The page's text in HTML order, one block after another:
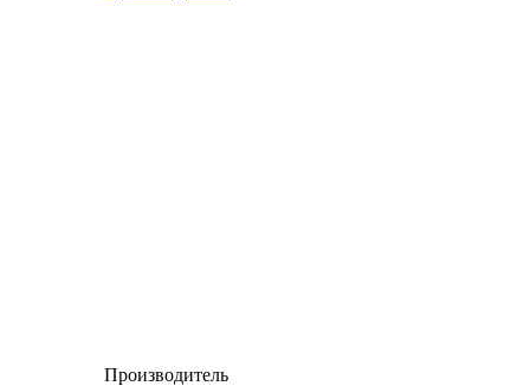
Производитель